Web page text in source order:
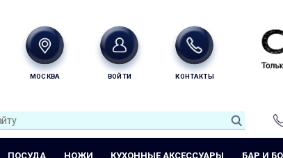
МОСКВА ВОЙТИ КОНТАКТЫ
ПОСУДА НОЖИ КУХОННЫЕ АКСЕССУАРЫ БАР И